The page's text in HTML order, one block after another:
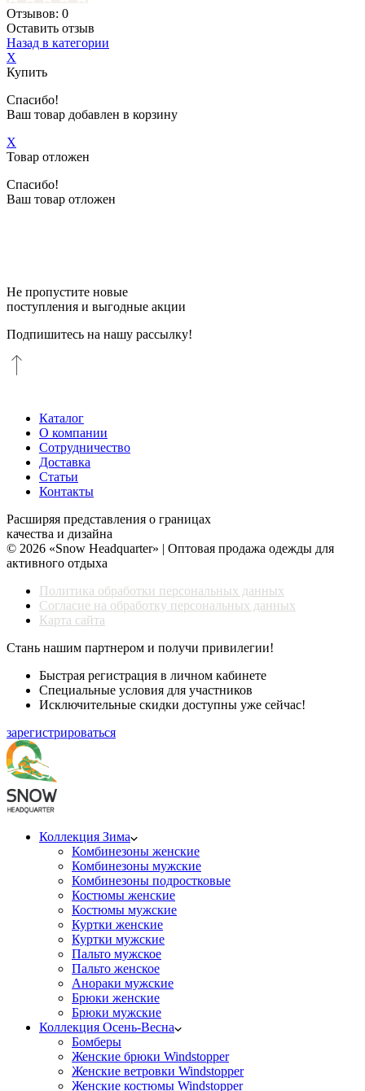
Отзывов: 0
Оставить отзыв
Назад в категории
X
Купить
Спасибо!
Ваш товар добавлен в корзину
X
Товар отложен
Спасибо!
Ваш товар отложен
Не пропустите новые
поступления и выгодные акции
Подпишитесь на нашу рассылку!
Каталог
О компании
Сотрудничество
Доставка
Статьи
Контакты
Расширяя представления о границах
качества и дизайна
© 2026 «Snow Headquarter» | Оптовая продажа одежды для
активного отдыха
Политика обработки персональных данных
Согласие на обработку персональных данных
Карта сайта
Стань нашим партнером и получи привилегии!
Быстрая регистрация в личном кабинете
Специальные условия для участников
Исключительные скидки доступны уже сейчас!
зарегистрироваться
Коллекция Зима
Комбинезоны женские
Комбинезоны мужские
Комбинезоны подростковые
Костюмы женские
Костюмы мужские
Куртки женские
Куртки мужские
Пальто мужское
Пальто женское
Анораки мужские
Брюки женские
Брюки мужские
Коллекция Осень-Весна
Бомберы
Женские брюки Windstopper
Женские ветровки Windstopper
Женские костюмы Windstopper